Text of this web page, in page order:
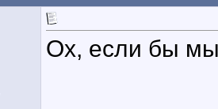
Ох, если бы